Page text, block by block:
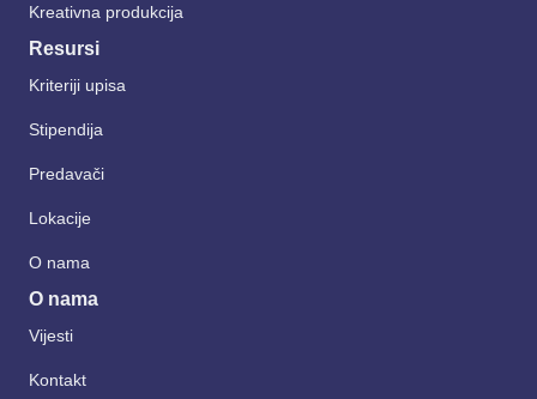
Kreativna produkcija
Resursi
Kriteriji upisa
Stipendija
Predavači
Lokacije
O nama
O nama
Vijesti
Kontakt